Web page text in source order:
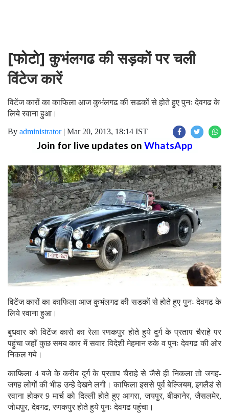
[फोटो] कुभंलगढ की सड़कों पर चली
विंटेज कारें
विटेंज कारों का काफिला आज कुभंलगढ की सडकों से होते हुए पुनः देवगढ के
लिये रवाना हुआ।
By administrator| Mar 20, 2013, 18:14 IST
Join for live updates on WhatsApp
विटेंज कारों का काफिला आज कुभंलगढ की सडकों से होते हुए पुनः देवगढ के
लिये रवाना हुआ।
बुधवार को विटेंज कारो का रेला रणकपुर होते हुये दुर्ग के प्रताप चैराहे पर
पहुंचा जहाँ कुछ समय कार में सवार विदेशी मेहमान रुके व पुनः देवगढ की ओर
निकल गये।
काफिला 4 बजे के करीब दुर्ग के प्रताप चैराहे से जैसे ही निकला तो जगह-
जगह लोगों की भीड उन्हे देखने लगी। काफिला इससे पुर्व बेल्जियम, इगलैडं से
रवाना होकर 9 मार्च को दिल्ली होते हुए आगरा, जयपुर, बीकानेर, जैसलमेर,
जोधपुर, देवगढ, रणकपुर होते हुये पुनः देवगढ पहुंचा।